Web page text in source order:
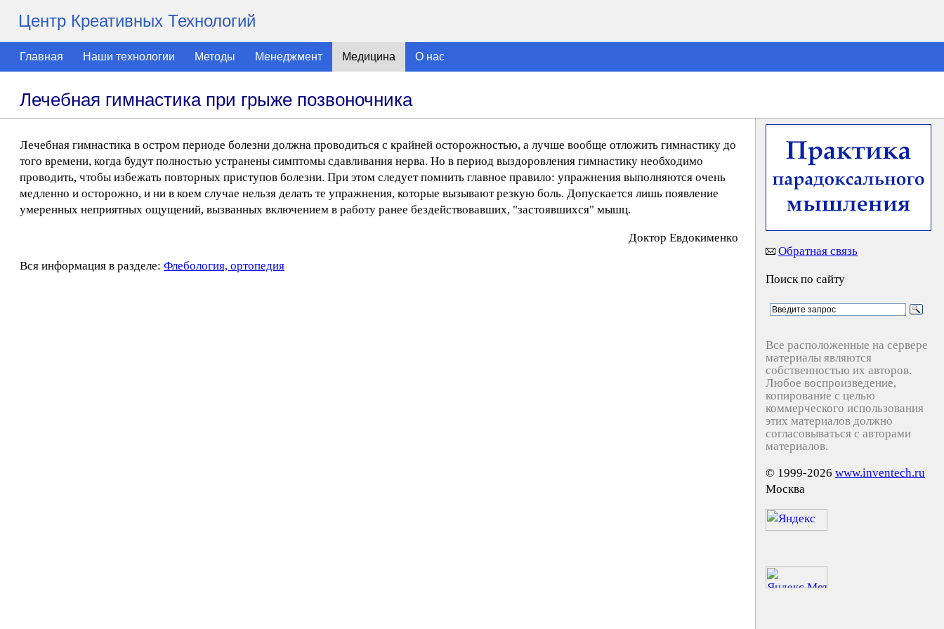
Центр Креативных Технологий
Главная Наши технологии Методы Менеджмент Медицина О нас
Лечебная гимнастика при грыже позвоночника
Лечебная гимнастика в остром периоде болезни должна проводиться с крайней осторожностью, а лучше вообще отложить гимнастику до
того времени, когда будут полностью устранены симптомы сдавливания нерва. Но в период выздоровления гимнастику необходимо
проводить, чтобы избежать повторных приступов болезни. При этом следует помнить главное правило: упражнения выполняются очень
медленно и осторожно, и ни в коем случае нельзя делать те упражнения, которые вызывают резкую боль. Допускается лишь появление
умеренных неприятных ощущений, вызванных включением в работу ранее бездействовавших, "застоявшихся" мышц.
Дoктop Eвдoкимeнкo
Вся информация в разделе: Флебология, ортопедия
Обратная связь
Поиск по сайту
Все расположенные на сервере
материалы являются
собственностью их авторов.
Любое воспроизведение,
копирование с целью
коммерческого использования
этих материалов должно
согласовываться с авторами
материалов.
© 1999-2026 www.inventech.ru
Москва